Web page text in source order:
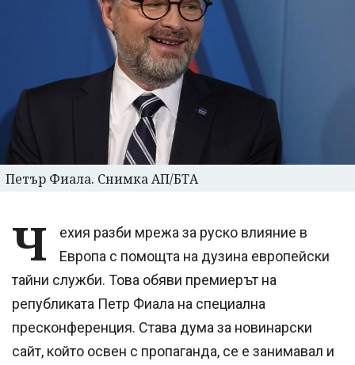
Петър Фиала. Снимка АП/БТА
Ч
ехия разби мрежа за руско влияние в
Европа с помощта на дузина европейски
тайни служби. Това обяви премиерът на
републиката Петр Фиала на специална
пресконференция. Става дума за новинарски
сайт, който освен с пропаганда, се е занимавал и